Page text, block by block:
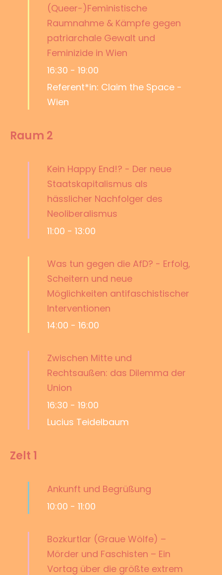
(Queer-)Feministische
Raumnahme & Kämpfe gegen
patriarchale Gewalt und
Feminizide in Wien
16:30 - 19:00
Referent*in: Claim the Space -
Wien
Raum 2
Kein Happy End!? - Der neue
Staatskapitalismus als
hässlicher Nachfolger des
Neoliberalismus
11:00 - 13:00
Was tun gegen die AfD? - Erfolg,
Scheitern und neue
Möglichkeiten antifaschistischer
Interventionen
14:00 - 16:00
Zwischen Mitte und
Rechtsaußen: das Dilemma der
Union
16:30 - 19:00
Lucius Teidelbaum
Zelt 1
Ankunft und Begrüßung
10:00 - 11:00
Bozkurtlar (Graue Wölfe) –
Mörder und Faschisten – Ein
Vortag über die größte extrem